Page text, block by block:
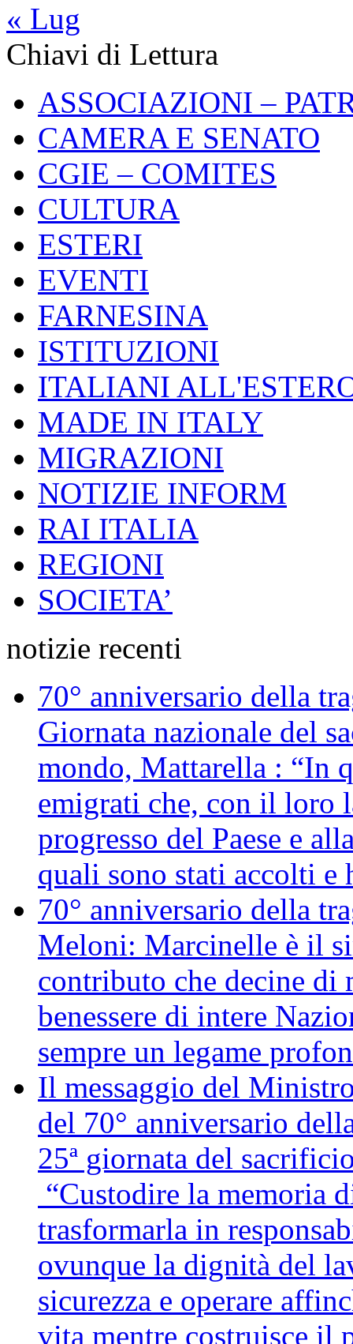
« Lug
Chiavi di Lettura
ASSOCIAZIONI –
CAMERA E SENATO
CGIE – COMITES
CULTURA
ESTERI
EVENTI
FARNESINA
ISTITUZIONI
ITALIANI
MADE IN ITALY
MIGRAZIONI
NOTIZIE INFORM
RAI ITALIA
REGIONI
SOCIETA’
notizie recenti
70° anniversario della
Giornata nazionale del
mondo, Mattarella : “In
emigrati che, con il loro
progresso del Paese e
quali sono stati accolti e
70° anniversario della
Meloni: Marcinelle è il
contributo che decine
benessere di intere
sempre un legame
Il messaggio del
del 70° anniversario
25ª giornata del
“Custodire la memoria
trasformarla in
ovunque la dignità del
sicurezza e operare
vita mentre costruisce il